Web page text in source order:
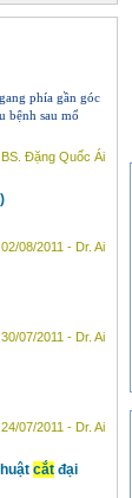
phía gần góc
bệnh sau mổ
Đặng Quốc Ái
02/08/2011 - Dr. Ai
30/07/2011 - Dr. Ai
24/07/2011 - Dr. Ai
cắtđại